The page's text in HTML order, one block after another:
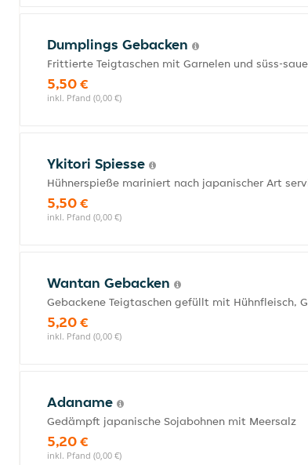
Dumplings Gebacken
Frittierte Teigtaschen mit Garnelen und süss-
5,50 €
inkl. Pfand (0,00 €)
Ykitori Spiesse
Hühnerspieße mariniert nach japanischer Art
5,50 €
inkl. Pfand (0,00 €)
Wantan Gebacken
Gebackene Teigtaschen gefüllt mit Hühnfleisch,
5,20 €
inkl. Pfand (0,00 €)
Adaname
Gedämpft japanische Sojabohnen mit Meersalz
5,20 €
inkl. Pfand (0,00 €)